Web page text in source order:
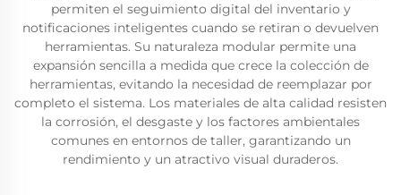
permiten el seguimiento digital del inventario y
notificaciones inteligentes cuando se retiran o devuelven
herramientas. Su naturaleza modular permite una
expansión sencilla a medida que crece la colección de
herramientas, evitando la necesidad de reemplazar por
completo el sistema. Los materiales de alta calidad resisten
la corrosión, el desgaste y los factores ambientales
comunes en entornos de taller, garantizando un
rendimiento y un atractivo visual duraderos.